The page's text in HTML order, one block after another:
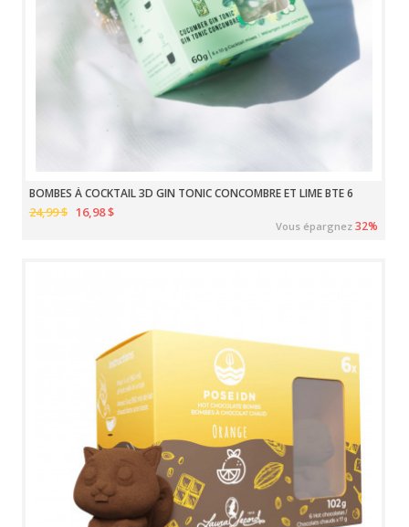
BOMBES À COCKTAIL 3D GIN TONIC CONCOMBRE ET LIME BTE 6
24,99 $ 16,98 $
Vous épargnez32%